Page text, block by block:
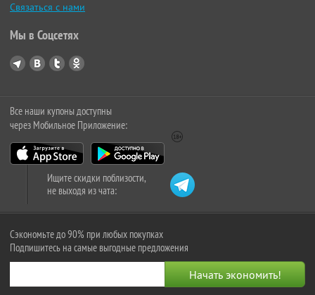
Связаться с нами
Мы в Соцсетях
Все наши купоны доступны
через Мобильное Приложение:
Ищите скидки поблизости,
не выходя из чата:
Сэкономьте до 90% при любых покупках
Подпишитесь на самые выгодные предложения